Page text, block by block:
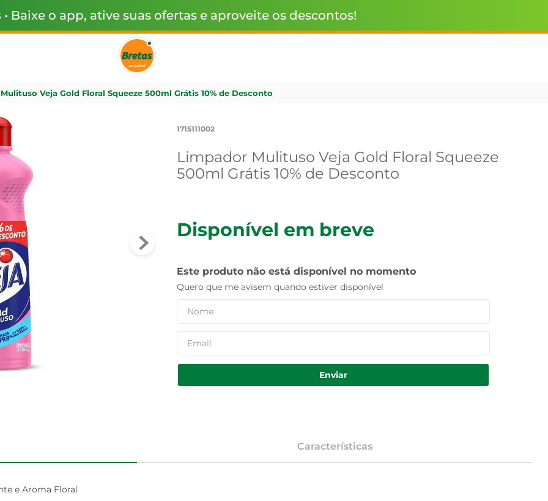
• Baixe o app, ative suas ofertas e aproveite os descontos!
Veja Gold Floral Squeeze 500ml Grátis 10% de Desconto
1715111002
Limpador Mulituso Veja Gold Floral Squeeze
500ml Grátis 10% de Desconto
Disponível em breve
Este produto não está disponível no momento
Quero que me avisem quando estiver disponível
Enviar
Características
e Aroma Floral